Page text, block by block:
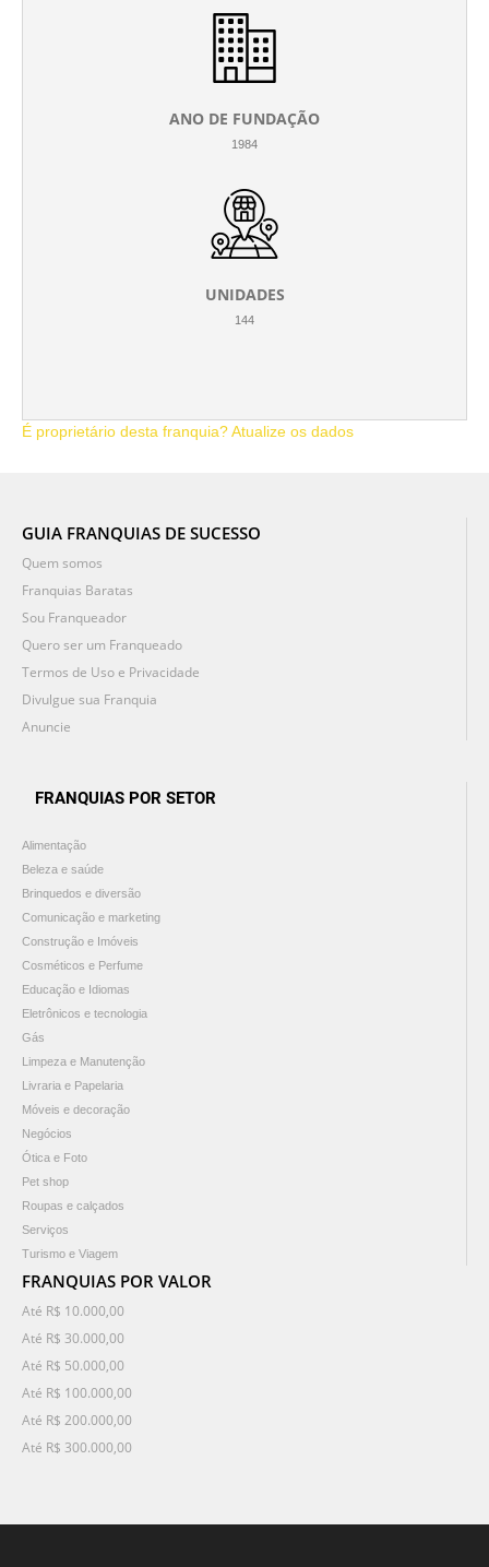
ANO DE FUNDAÇÃO
1984
UNIDADES
144
É proprietário desta franquia? Atualize os dados
GUIA FRANQUIAS DE SUCESSO
Quem somos
Franquias Baratas
Sou Franqueador
Quero ser um Franqueado
Termos de Uso e Privacidade
Divulgue sua Franquia
Anuncie
FRANQUIAS POR SETOR
Alimentação
Beleza e saúde
Brinquedos e diversão
Comunicação e marketing
Construção e Imóveis
Cosméticos e Perfume
Educação e Idiomas
Eletrônicos e tecnologia
Gás
Limpeza e Manutenção
Livraria e Papelaria
Móveis e decoração
Negócios
Ótica e Foto
Pet shop
Roupas e calçados
Serviços
Turismo e Viagem
FRANQUIAS POR VALOR
Até R$ 10.000,00
Até R$ 30.000,00
Até R$ 50.000,00
Até R$ 100.000,00
Até R$ 200.000,00
Até R$ 300.000,00